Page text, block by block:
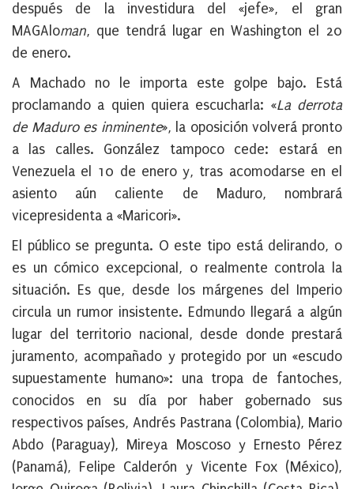
después de la investidura del «jefe», el gran
MAGAloman, que tendrá lugar en Washington el 20
de enero.
A Machado no le importa este golpe bajo. Está
proclamando a quien quiera escucharla: «La derrota
de Maduro es inminente», la oposición volverá pronto
a las calles. González tampoco cede: estará en
Venezuela el 10 de enero y, tras acomodarse en el
asiento aún caliente de Maduro, nombrará
vicepresidenta a «Maricori».
El público se pregunta. O este tipo está delirando, o
es un cómico excepcional, o realmente controla la
situación. Es que, desde los márgenes del Imperio
circula un rumor insistente. Edmundo llegará a algún
lugar del territorio nacional, desde donde prestará
juramento, acompañado y protegido por un «escudo
supuestamente humano»: una tropa de fantoches,
conocidos en su día por haber gobernado sus
respectivos países, Andrés Pastrana (Colombia), Mario
Abdo (Paraguay), Mireya Moscoso y Ernesto Pérez
(Panamá), Felipe Calderón y Vicente Fox (México),